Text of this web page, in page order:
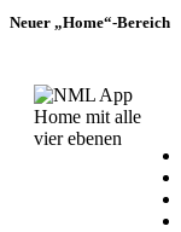
Neuer „Home“-Bereich